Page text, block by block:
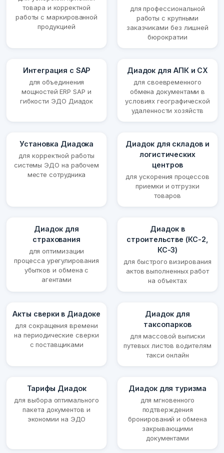
товара и корректной
работы с маркированной
продукцией
для профессиональной
работы с крупными
заказчиками без лишней
бюрократии
Интеграция с SAP
для объединения
мощностей ERP SAP и
гибкости ЭДО Диадок
Диадок для АПК и СХ
для своевременного
обмена документами в
условиях географической
удаленности хозяйств
Установка Диадока
для корректной работы
системы ЭДО на рабочем
месте сотрудника
Диадок для складов и
логистических
центров
для ускорения процессов
приемки и отгрузки
товаров
Диадок для
страхования
для оптимизации
процесса урегулирования
убытков и обмена с
агентами
Диадок в
строительстве (КС-2,
КС-3)
для быстрого визирования
актов выполненных работ
на объектах
Акты сверки в Диадоке
для сокращения времени
на периодические сверки
с поставщиками
Диадок для
таксопарков
для массовой выписки
путевых листов водителям
такси онлайн
Тарифы Диадок
для выбора оптимального
пакета документов и
экономии на ЭДО
Диадок для туризма
для мгновенного
подтверждения
бронирований и обмена
закрывающими
документами